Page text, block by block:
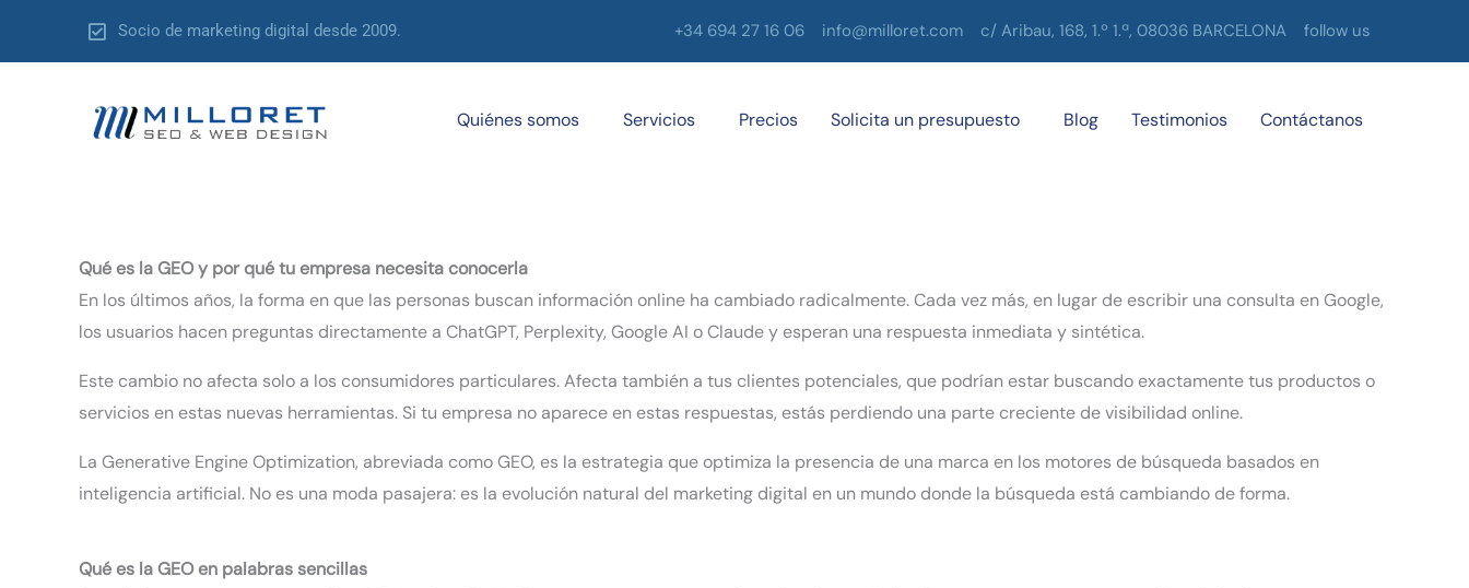
Socio de marketing digital desde 2009. +34 694 27 16 06 info@milloret.com c/ Aribau, 168, 1.º 1.ª, 08036 BARCELONA follow us
Quiénes somos Servicios Precios Solicita un presupuesto Blog Testimonios Contáctanos
Qué es la GEO y por qué tu empresa necesita conocerla
En los últimos años, la forma en que las personas buscan información online ha cambiado radicalmente. Cada vez más, en lugar de escribir una consulta en Google,
los usuarios hacen preguntas directamente a ChatGPT, Perplexity, Google AI o Claude y esperan una respuesta inmediata y sintética.
Este cambio no afecta solo a los consumidores particulares. Afecta también a tus clientes potenciales, que podrían estar buscando exactamente tus productos o
servicios en estas nuevas herramientas. Si tu empresa no aparece en estas respuestas, estás perdiendo una parte creciente de visibilidad online.
La Generative Engine Optimization, abreviada como GEO, es la estrategia que optimiza la presencia de una marca en los motores de búsqueda basados en
inteligencia artificial. No es una moda pasajera: es la evolución natural del marketing digital en un mundo donde la búsqueda está cambiando de forma.
Qué es la GEO en palabras sencillas